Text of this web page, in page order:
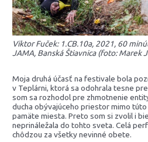
Viktor Fuček: 1.CB.10a, 2021, 60
JAMA, Banská Štiavnica (foto: Marek
Moja druhá účasť na festivale bola
v Teplárni, ktorá sa odohrala tesne
som sa rozhodol pre zhmotnenie
ducha obývajúceho priestor mimo
pamäte miesta. Preto som si zvolil i
neprináležala do tohto sveta. Celá
chôdzou za všetky nevinné obete.